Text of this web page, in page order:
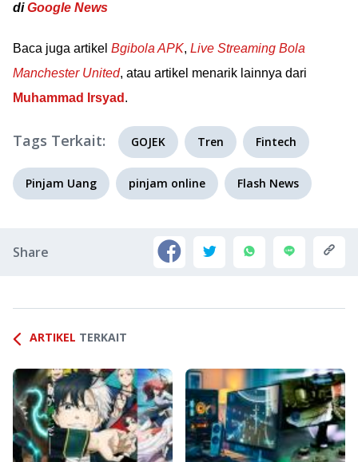
diGoogle News
Baca juga artikel Bgibola APK, Live Streaming Bola
Manchester United, atau artikel menarik lainnya dari
Muhammad Irsyad .
Tags Terkait: GOJEK Tren Fintech
Pinjam Uang pinjam online Flash News
Share
ARTIKEL TERKAIT